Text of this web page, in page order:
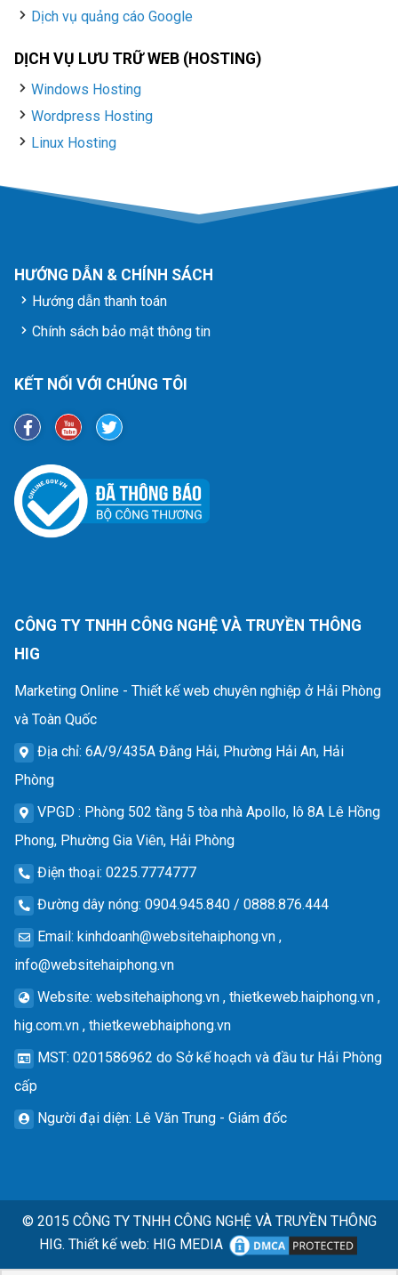
Dịch vụ quảng cáo Google
DỊCH VỤ LƯU TRỮ WEB (HOSTING)
Windows Hosting
Wordpress Hosting
Linux Hosting
HƯỚNG DẪN & CHÍNH SÁCH
Hướng dẫn thanh toán
Chính sách bảo mật thông tin
KẾT NỐI VỚI CHÚNG TÔI
CÔNG TY TNHH CÔNG NGHỆ VÀ TRUYỀN THÔNG
HIG
Marketing Online - Thiết kế web chuyên nghiệp ở Hải Phòng
và Toàn Quốc
Địa chỉ: 6A/9/435A Đằng Hải, Phường Hải An, Hải
Phòng
VPGD : Phòng 502 tầng 5 tòa nhà Apollo, lô 8A Lê Hồng
Phong, Phường Gia Viên, Hải Phòng
Điện thoại: 0225.7774777
Đường dây nóng: 0904.945.840 / 0888.876.444
Email: kinhdoanh@websitehaiphong.vn ,
info@websitehaiphong.vn
Website: websitehaiphong.vn , thietkeweb.haiphong.vn ,
hig.com.vn , thietkewebhaiphong.vn
MST: 0201586962 do Sở kế hoạch và đầu tư Hải Phòng
cấp
Người đại diện: Lê Văn Trung - Giám đốc
© 2015 CÔNG TY TNHH CÔNG NGHỆ VÀ TRUYỀN THÔNG
HIG. Thiết kế web: HIG MEDIA